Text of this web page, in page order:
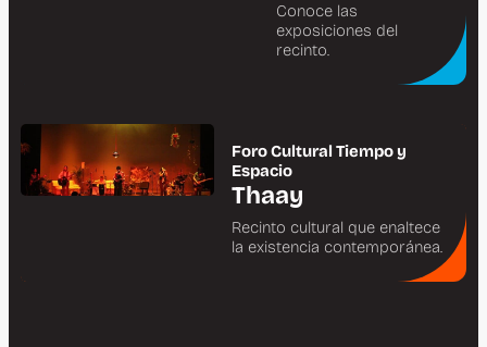
Conoce las
exposiciones del
recinto.
Foro Cultural Tiempo y
Espacio
Thaay
Recinto cultural que enaltece
la existencia contemporánea.